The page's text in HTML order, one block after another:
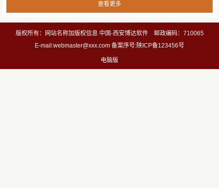
查看更多
版权所有：网站名称加版权信息 中国-西安博达软件 邮政编码：710065
E-mail:webmaster@xxx.com 备案序号:陕ICP备123456号
电脑版